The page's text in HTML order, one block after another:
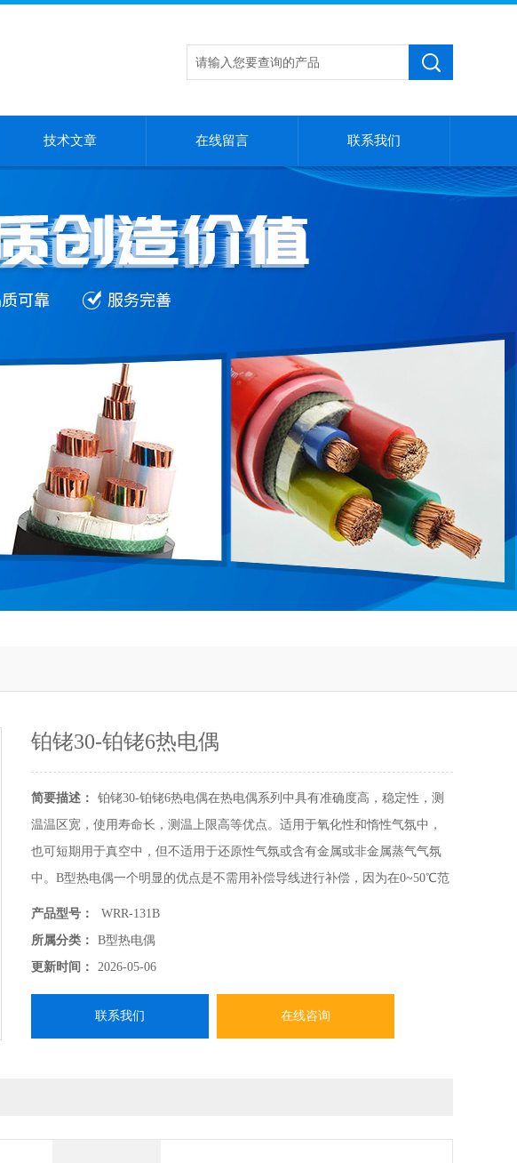
技术文章 在线留言 联系我们
铂铑30-铂铑6热电偶
简要描述：
铂铑30-铂铑6热电偶在热电偶系列中具有准确度高，稳定性，测
温温区宽，使用寿命长，测温上限高等优点。适用于氧化性和惰性气氛中，
也可短期用于真空中，但不适用于还原性气氛或含有金属或非金属蒸气气氛
中。B型热电偶一个明显的优点是不需用补偿导线进行补偿，因为在0~50℃范
围内热电势小于3µV。B型热电偶不足之处是热电势，热电势率较小，灵敏度
低，高温下机械强度下降，对污染非常敏感，贵金属材料昂
产品型号：
WRR-131B
所属分类：
B型热电偶
更新时间：
2026-05-06
联系我们 在线咨询